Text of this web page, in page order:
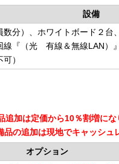
設備
分）、ホワイトボード２台
線『（光 有線＆無線LAN）
）
加は定価から10％割増にな
の追加は現地でキャッシュ
オプション